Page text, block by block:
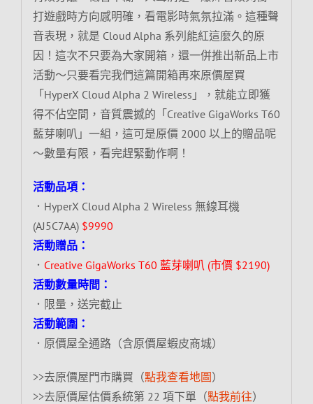
打遊戲時方向感明確，看電影時氣氛拉滿。這種聲
音表現，就是 Cloud Alpha 系列能紅這麼久的原
因！這次不只要為大家開箱，還一併推出新品上市
活動～只要看完我們這篇開箱再來原價屋買
「HyperX Cloud Alpha 2 Wireless」，就能立即獲
得不佔空間，音質震撼的「Creative GigaWorks T60
藍芽喇叭」一組，這可是原價 2000 以上的贈品呢
～數量有限，看完趕緊動作啊！
活動品項：
．HyperX Cloud Alpha 2 Wireless 無線耳機
(AJ5C7AA) $9990
活動贈品：
． Creative GigaWorks T60 藍芽喇叭 (市價 $2190)
活動數量時間：
．限量，送完截止
活動範圍：
．原價屋全通路（含原價屋蝦皮商城）
>>去原價屋門市購買（點我查看地圖）
>>去原價屋估價系統第 22 項下單（點我前往）